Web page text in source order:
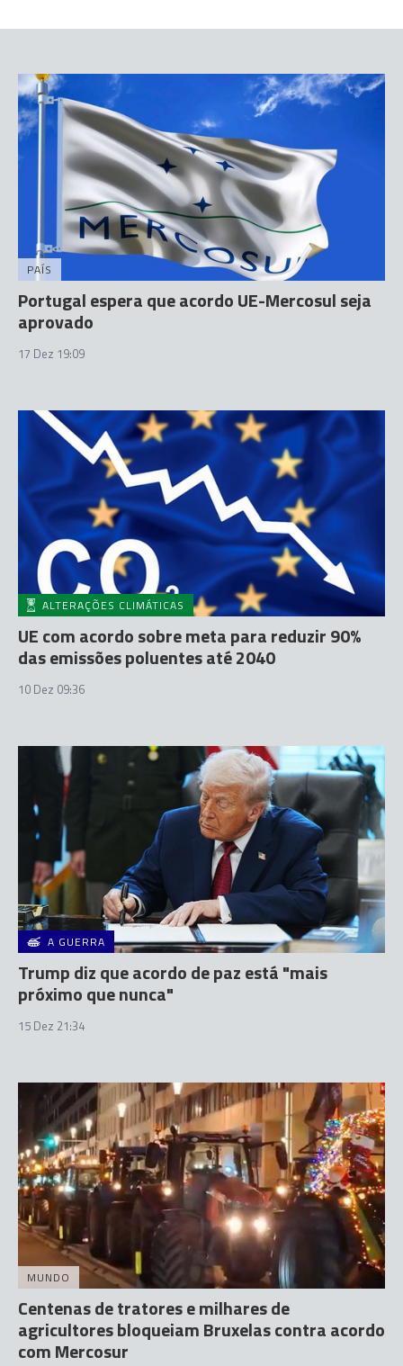
PAÍS
Portugal espera que acordo UE-Mercosul seja
aprovado
17 Dez 19:09
ALTERAÇÕES CLIMÁTICAS
UE com acordo sobre meta para reduzir 90%
das emissões poluentes até 2040
10 Dez 09:36
A GUERRA
Trump diz que acordo de paz está "mais
próximo que nunca"
15 Dez 21:34
MUNDO
Centenas de tratores e milhares de
agricultores bloqueiam Bruxelas contra acordo
com Mercosur